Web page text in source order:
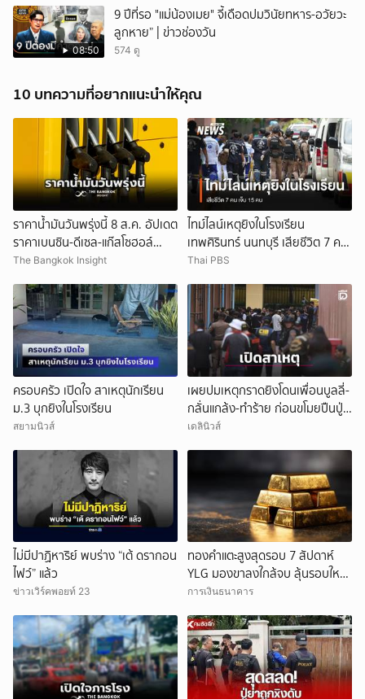
08:50
9 ปีที่รอ "แม่น้องเมย" จี้เดือดปมวินัยทหาร-อวัยวะ
ลูกหาย” | ข่าวช่องวัน
574 ดู
10 บทความที่อยากแนะนำให้คุณ
ราคาน้ำมันวันพรุ่งนี้ 8 ส.ค. อัปเดต
ราคาเบนซิน-ดีเซล-แก๊สโซฮอล์
ล่าสุดที่นี่
The Bangkok Insight
ไทม์ไลน์เหตุยิงในโรงเรียน
เทพศิรินทร์ นนทบุรี เสียชีวิต 7 คน
เจ็บ 15 คน
Thai PBS
ครอบครัว เปิดใจ สาเหตุนักเรียน
ม.3 บุกยิงในโรงเรียน
สยามนิวส์
เผยปมเหตุกราดยิงโดนเพื่อนบูลลี่-
กลั่นแกล้ง-ทำร้าย ก่อนขโมยปืนปู่
ก่อเหตุ
เดลินิวส์
ไม่มีปาฏิหาริย์ พบร่าง “เต้ ดรากอน
ไฟว์” แล้ว
ข่าวเวิร์คพอยท์ 23
ทองคำแตะสูงสุดรอบ 7 สัปดาห์
YLG มองขาลงใกล้จบ ลุ้นรอบใหม่
แตะบาทละ 82,200 บาท
การเงินธนาคาร